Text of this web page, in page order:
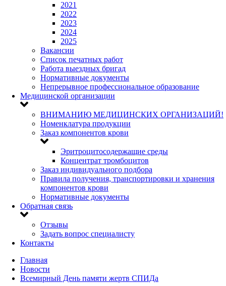
2021
2022
2023
2024
2025
Вакансии
Список печатных работ
Работа выездных бригад
Нормативные документы
Непрерывное профессиональное образование
Медицинской организации
ВНИМАНИЮ МЕДИЦИНСКИХ ОРГАНИЗАЦИЙ!
Номенклатура продукции
Заказ компонентов крови
Эритроцитосодержащие среды
Концентрат тромбоцитов
Заказ индивидуального подбора
Правила получения, транспортировки и хранения
компонентов крови
Нормативные документы
Обратная связь
Отзывы
Задать вопрос специалисту
Контакты
Главная
Новости
Всемирный День памяти жертв СПИДа